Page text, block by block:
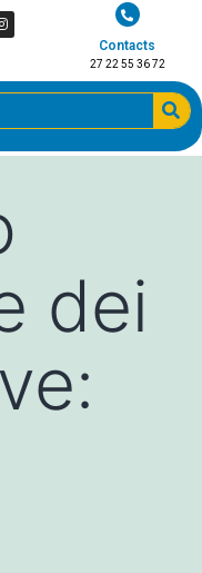
Contacts
27 22 55 36 72
dei